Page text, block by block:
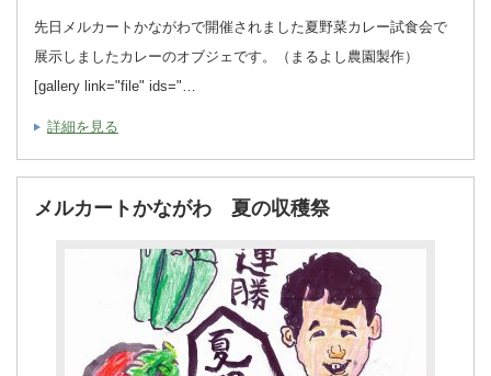
先日メルカートかながわで開催されました夏野菜カレー試食会で
展示しましたカレーのオブジェです。（まるよし農園製作）
[gallery link="file" ids="…
詳細を見る
メルカートかながわ 夏の収穫祭